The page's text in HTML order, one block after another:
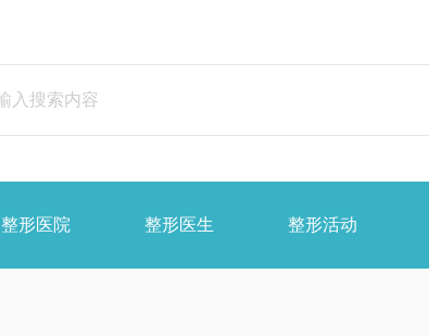
整形医院 整形医生 整形活动